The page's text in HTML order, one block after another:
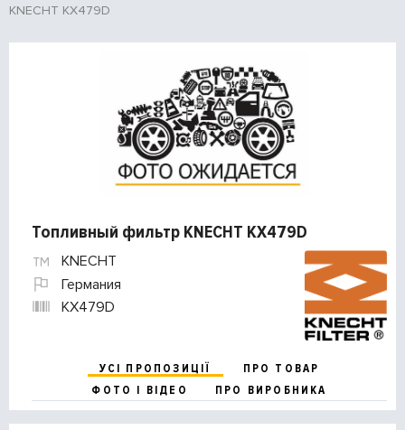
KNECHT KX479D
Топливный фильтр KNECHT KX479D
KNECHT
Германия
KX479D
УСІ ПРОПОЗИЦІЇ
ПРО ТОВАР
ФОТО І ВІДЕО
ПРО ВИРОБНИКА